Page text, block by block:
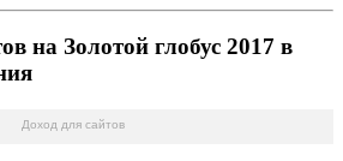
на Золотой глобус 2017 в
Доход для сайтов